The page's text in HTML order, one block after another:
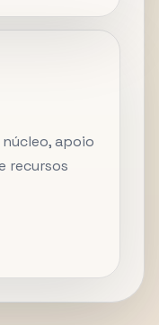
apoio
recursos